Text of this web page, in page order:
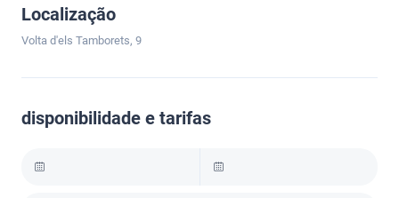
Localização
Volta d'els Tamborets, 9
disponibilidade e tarifas